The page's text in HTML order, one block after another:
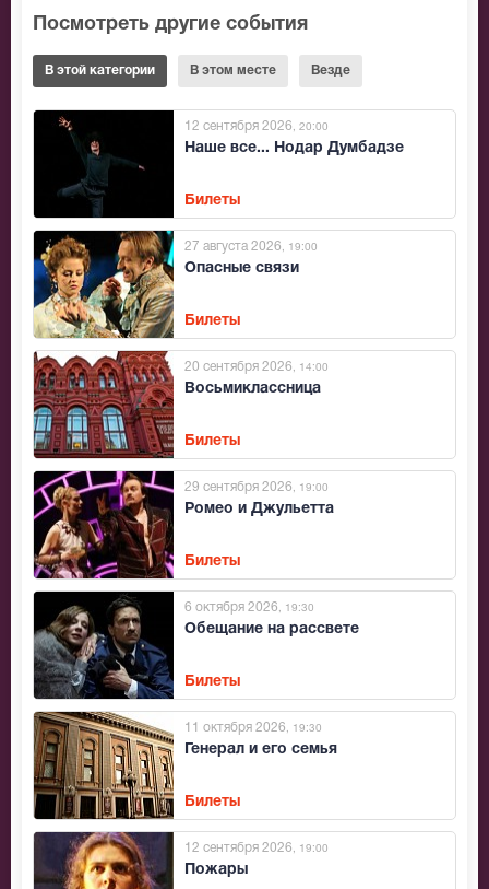
Посмотреть другие события
В этой категории В этом месте Везде
Наше все... Нодар Думбадзе
12 сентября 2026 , 20:00
Билеты
Опасные связи
27 августа 2026 , 19:00
Билеты
Восьмиклассница
20 сентября 2026 , 14:00
Билеты
Ромео и Джульетта
29 сентября 2026 , 19:00
Билеты
Обещание на рассвете
6 октября 2026 , 19:30
Билеты
Генерал и его семья
11 октября 2026 , 19:30
Билеты
Пожары
12 сентября 2026 , 19:00